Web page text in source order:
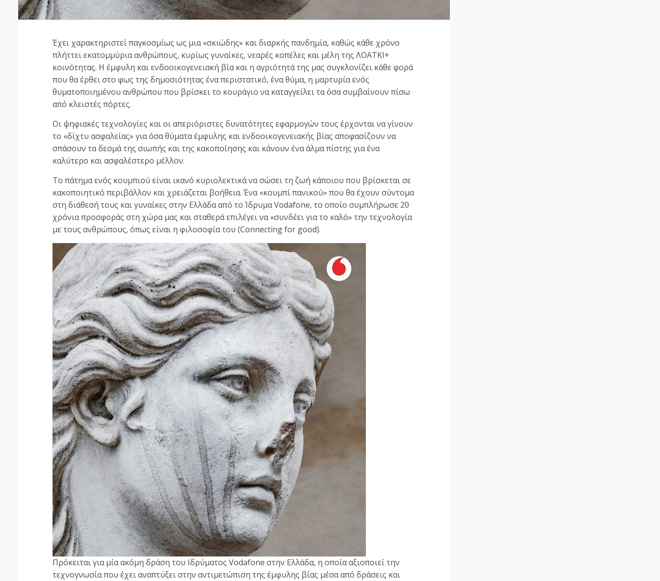
Έχει χαρακτηριστεί παγκοσμίως ως μια «σκιώδης» και διαρκής πανδημία, καθώς κάθε χρόνο
πλήττει εκατομμύρια ανθρώπους, κυρίως γυναίκες, νεαρές κοπέλες και μέλη της ΛΟΑΤΚΙ+
κοινότητας. Η έμφυλη και ενδοοικογενειακή βία και η αγριότητά της μας συγκλονίζει κάθε φορά
που θα έρθει στο φως της δημοσιότητας ένα περιστατικό, ένα θύμα, η μαρτυρία ενός
θυματοποιημένου ανθρώπου που βρίσκει το κουράγιο να καταγγείλει τα όσα συμβαίνουν πίσω
από κλειστές πόρτες.
Οι ψηφιακές τεχνολογίες και οι απεριόριστες δυνατότητες εφαρμογών τους έρχονται να γίνουν
το «δίχτυ ασφαλείας» για όσα θύματα έμφυλης και ενδοοικογενειακής βίας αποφασίζουν να
σπάσουν τα δεσμά της σιωπής και της κακοποίησης και κάνουν ένα άλμα πίστης για ένα
καλύτερο και ασφαλέστερο μέλλον.
Το πάτημα ενός κουμπιού είναι ικανό κυριολεκτικά να σώσει τη ζωή κάποιου που βρίσκεται σε
κακοποιητικό περιβάλλον και χρειάζεται βοήθεια. Ένα «κουμπί πανικού» που θα έχουν σύντομα
στη διάθεσή τους και γυναίκες στην Ελλάδα από το Ίδρυμα Vodafone, το οποίο συμπλήρωσε 20
χρόνια προσφοράς στη χώρα μας και σταθερά επιλέγει να «συνδέει για το καλό» την τεχνολογία
με τους ανθρώπους, όπως είναι η φιλοσοφία του (Connecting for good).
Πρόκειται για μία ακόμη δράση του Ιδρύματος Vodafone στην Ελλάδα, η οποία αξιοποιεί την
τεχνογνωσία που έχει αναπτύξει στην αντιμετώπιση της έμφυλης βίας μέσα από δράσεις και